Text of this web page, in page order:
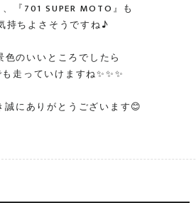
『701 SUPER MOTO』も
持ちよさそうですね♪
色のいいところでしたら
走っていけますね✨✨✨
誠にありがとうございます😊